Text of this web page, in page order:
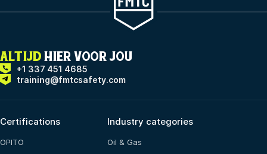
ALTIJD HIER VOOR JOU
+1 337 451 4685
training@fmtcsafety.com
Certifications
OPITO
Industry categories
Oil & Gas